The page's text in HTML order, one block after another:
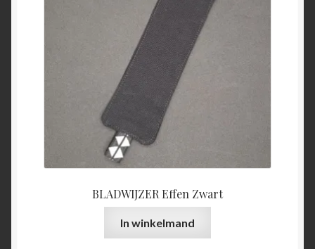
BLADWIJZER Effen Zwart
In winkelmand